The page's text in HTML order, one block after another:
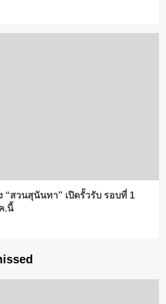
“สวนสุนันทา” เปิดรั้วรับ รอบที่ 1
.นี้